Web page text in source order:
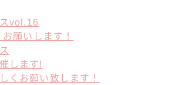
vol.16
願いします！
します!
くお願い致します！